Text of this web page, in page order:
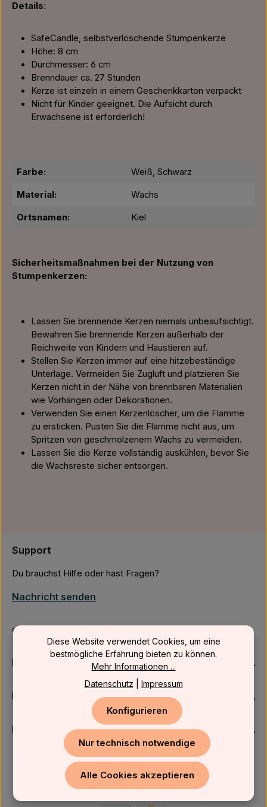
Details:
SafeCandle, selbstverlöschende Stumpenkerze
Höhe: 8 cm
Durchmesser: 6 cm
Brenndauer ca. 27 Stunden
Kerze ist einzeln in einem Geschenkkarton verpackt
Nicht für Kinder geeignet. Die Aufsicht durch
Erwachsene ist erforderlich!
Farbe: Weiß, Schwarz
Material: Wachs
Ortsnamen: Kiel
Sicherheitsmaßnahmen bei der Nutzung von
Stumpenkerzen:
Lassen Sie brennende Kerzen niemals unbeaufsichtigt.
Bewahren Sie brennende Kerzen außerhalb der
Reichweite von Kindern und Haustieren auf.
Stellen Sie Kerzen immer auf eine hitzebeständige
Unterlage. Vermeiden Sie Zugluft und platzieren Sie
Kerzen nicht in der Nähe von brennbaren Materialien
wie Vorhängen oder Dekorationen.
Verwenden Sie einen Kerzenlöscher, um die Flamme
zu ersticken. Pusten Sie die Flamme nicht aus, um
Spritzen von geschmolzenem Wachs zu vermeiden.
Lassen Sie die Kerze vollständig auskühlen, bevor Sie
die Wachsreste sicher entsorgen.
Support
Du brauchst Hilfe oder hast Fragen?
Nachricht senden
oder über unser
Firmenkunden
Kundenservice
Newsletter
Diese Website verwendet Cookies, um eine
bestmögliche Erfahrung bieten zu können.
Mehr Informationen ...
Datenschutz
Impressum
Nur technisch notwendige
Konfigurieren
Alle Cookies akzeptieren